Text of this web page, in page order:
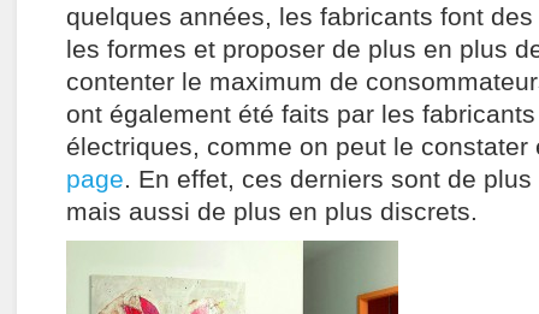
quelques années, les fabricants font
les formes et proposer de plus en plus
contenter le maximum de
ont également été faits par les
électriques, comme on peut le
page. En effet, ces derniers sont de
mais aussi de plus en plus discrets.